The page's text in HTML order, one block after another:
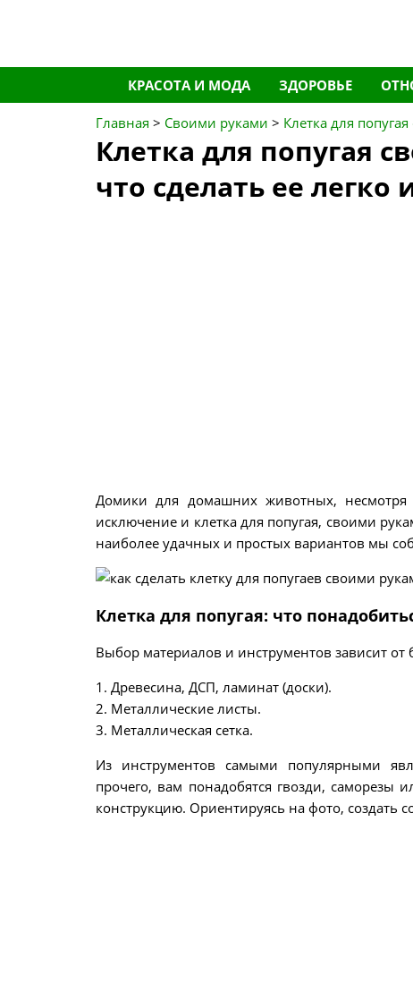
Перейти
к
содержимому
КРАСОТА И МОДА ЗДОРОВЬЕ
Главная > Своими руками > Клетка для
Клетка для попугая
что сделать ее легко
Домики для домашних животных,
исключение и клетка для попугая, своими
наиболее удачных и простых вариантов мы
Клетка для попугая: что
Выбор материалов и инструментов зависит
1. Древесина, ДСП, ламинат (доски).
2. Металлические листы.
3. Металлическая сетка.
Из инструментов самыми популярными
прочего, вам понадобятся гвозди,
конструкцию. Ориентируясь на фото, создать